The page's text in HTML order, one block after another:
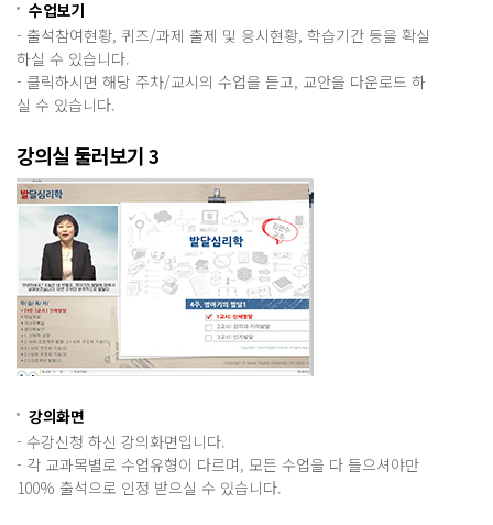
수업보기
- 출석참여현황, 퀴즈/과제 출제 및 응시현황, 학습기간 등을 확실
하실 수 있습니다.
- 클릭하시면 해당 주차/교시의 수업을 듣고, 교안을 다운로드 하
실 수 있습니다.
강의실 둘러보기 3
강의화면
- 수강신청 하신 강의화면입니다.
- 각 교과목별로 수업유형이 다르며, 모든 수업을 다 들으셔야만
100% 출석으로 인정 받으실 수 있습니다.